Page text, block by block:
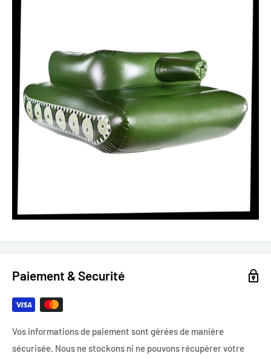
Paiement & Securité
Vos informations de paiement sont gérées de manière
sécurisée. Nous ne stockons ni ne pouvons récupérer votre